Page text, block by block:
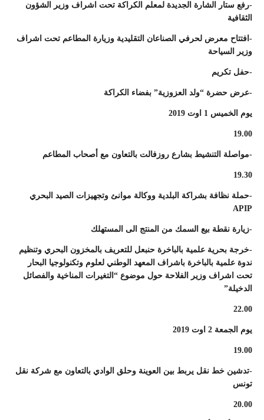
-رفع ستار الشارة الجديدة لمعلم الكراكة تحت اشراف وزير الشؤون
الثقافية
-افتتاح معرض لحرفي الصناعان التقليدية وزيارة المطاعم تحت اشراف
وزير السياحة
-حفل تكريم
-عرض حضرة “ولد العزوزية” بفضاء الكراكة
يوم الخميس 1 اوت 2019
19.00
-مواصلة التنشيط بشارع روزفالت بالتعاون مع أصحاب المطاعم
19.30
-حملة نظافة بشراكة البلدية ووكالة موانئ وتجهيزات الصيد البحري
APIP
-زيارة نقطة بيع السمك من المنتج الى المستهلك
-خرجة بحرية علمية بالباخرة حنبعل للتعريف بالمخزون البحري وتنظيم
ندوة علمية بالباخرة باشراف المعهد الوطني لعلوم وتكنولوجيا البحار
تحت اشراف وزير الفلاحة حول موضوع “التغيرات المناخية والفصائل
الدخيلة”
22.00
يوم الجمعة 2 اوت 2019
19.00
-تدشين خط نقل يربط بين العوينة وحلق الوادي بالتعاون مع شركة نقل
تونس
20.00